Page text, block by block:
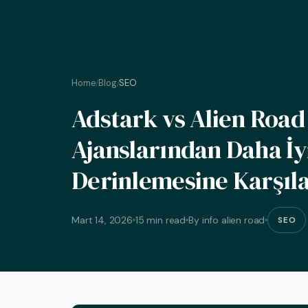
Home/Blog/SEO
Adstark vs Alien Road
Ajanslarından Daha
Derinlemesine
Mart 14, 2026 15 min read By info alien road SEO